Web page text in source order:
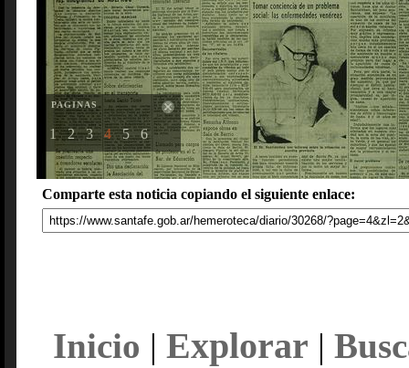
PAGINAS
1 2 3 4 5 6
Comparte esta noticia copiando el siguiente enlace:
Inicio | Explorar |